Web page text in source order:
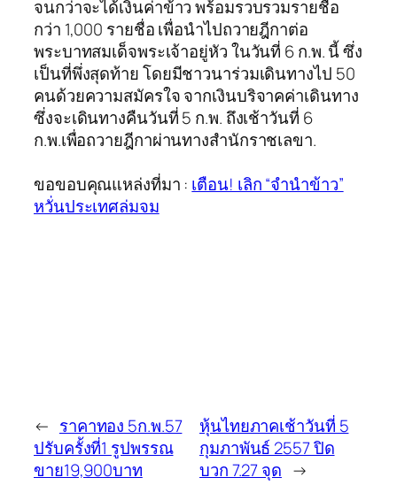
จนกว่าจะได้เงินค่าข้าว พร้อมรวบรวมรายชื่อ
กว่า 1,000 รายชื่อ เพื่อนำไปถวายฎีกาต่อ
พระบาทสมเด็จพระเจ้าอยู่หัว ในวันที่ 6 ก.พ. นี้ ซึ่ง
เป็นที่พึ่งสุดท้าย โดยมีชาวนาร่วมเดินทางไป 50
คนด้วยความสมัครใจ จากเงินบริจาคค่าเดินทาง
ซึ่งจะเดินทางคืนวันที่ 5 ก.พ. ถึงเช้าวันที่ 6
ก.พ.เพื่อถวายฎีกาผ่านทางสำนักราชเลขา.
ขอขอบคุณแหล่งที่มา : เตือน! เลิก “จำนำข้าว”
หวั่นประเทศล่มจม
← ราคาทอง 5ก.พ.57
ปรับครั้งที่1 รูปพรรณ
ขาย19,900บาท
หุ้นไทยภาคเช้าวันที่ 5
กุมภาพันธ์ 2557 ปิด
บวก 7.27 จุด →